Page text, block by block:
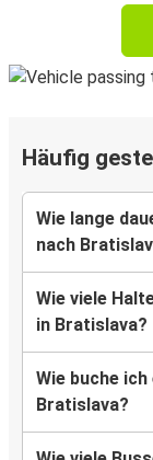
Häufig
Wie lange
nach
Wie viele
in Bratislava?
Wie buche
Bratislava?